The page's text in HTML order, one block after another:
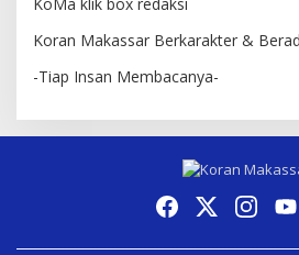
Koran Makassar Berkarakter &
-Tiap Insan Membacanya-